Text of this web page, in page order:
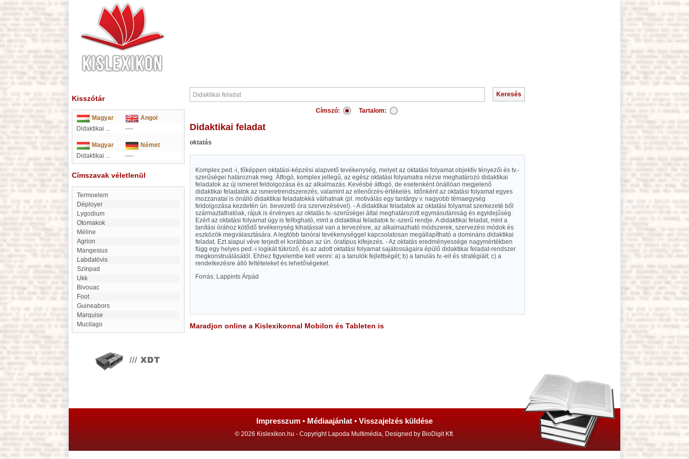
Kisszótár
Magyar
Angol
Didaktikai ...
----
Magyar
Német
Didaktikai ...
----
Címszavak véletlenül
termoelem
Déployer
Lygodium
Otomakok
Méline
Agrion
Mangesius
Labdatövis
színpad
Ukk
bivouac
Foot
Guineabors
Marquise
Mucilago
Címszó: Tartalom:
Didaktikai feladat
oktatás
Komplex ped.-i, főképpen oktatási-képzési alapvető tevékenység, melyet az oktatási folyamat objektív tényezői és tv.-
szerűségei határoznak meg. Átfogó, komplex jellegű, az egész oktatási folyamatra nézve meghatározó didaktikai
feladatok az új ismeret feldolgozása és az alkalmazás. Kevésbé átfogó, de esetenként önállóan megjelenő
didaktikai feladatok az ismeretrendszerezés, valamint az ellenőrzés-értékelés. Időnként az oktatási folyamat egyes
mozzanatai is önálló didaktikai feladatokká válhatnak (pl. motiválás egy tantárgy v. nagyobb témaegység
feldolgozása kezdetén ún. bevezető óra szervezésével). - A didaktikai feladatok az oktatási folyamat szerkezeté ből
származtathatóak, rájuk is érvényes az oktatás tv.-szerűségei által meghatározott egymásutániság és egyidejűség.
Ezért az oktatási folyamat úgy is felfogható, mint a didaktikai feladatok tv.-szerű rendje. A didaktikai feladat, mint a
tanítási órához kötődő tevékenység kihatással van a tervezésre, az alkalmazható módszerek, szervezési módok és
eszközök megválasztására. A legtöbb tanórai tevékenységgel kapcsolatosan megállapítható a domináns didaktikai
feladat. Ezt alapul véve terjedt el korábban az ún. óratípus kifejezés. - Az oktatás eredményessége nagymértékben
függ egy helyes ped.-i logikát tükröző, és az adott oktatási folyamat sajátosságaira épülő didaktikai feladat-rendszer
megkonstruálásától. Ehhez figyelembe kell venni: a) a tanulók fejlettségét; b) a tanulás tv.-eit és stratégiáit; c) a
rendelkezésre álló feltételeket és lehetőségeket.
Forrás: Lappints Árpád
Maradjon online a Kislexikonnal Mobilon és Tableten is
Impresszum • Médiaajánlat • Visszajelzés küldése
© 2026 Kislexikon.hu - Copyright Lapoda Multimédia, Designed by BioDigit Kft.